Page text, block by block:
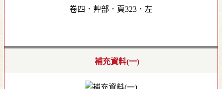
卷四．艸部．頁323．左
補充資料(一)